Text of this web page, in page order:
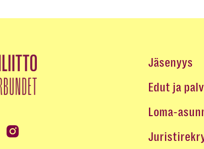
Jäsenyys
Edut ja
Loma-